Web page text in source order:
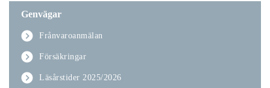
Genvägar
Frånvaroanmälan
Försäkringar
Läsårstider 2025/2026